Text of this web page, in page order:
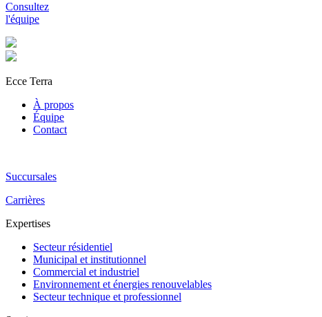
Consultez
l'équipe
Ecce Terra
À propos
Équipe
Contact
Succursales
Carrières
Expertises
Secteur résidentiel
Municipal et institutionnel
Commercial et industriel
Environnement et énergies renouvelables
Secteur technique et professionnel